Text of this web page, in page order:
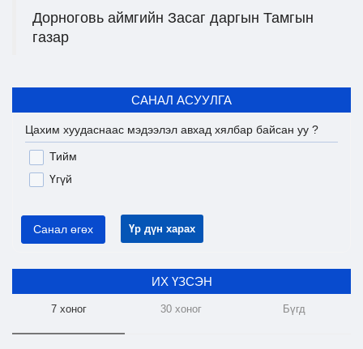
Дорноговь аймгийн Засаг даргын Тамгын
газар
САНАЛ АСУУЛГА
Цахим хуудаснаас мэдээлэл авхад хялбар байсан уу ?
Тийм
Үгүй
Санал өгөх Үр дүн харах
ИХ ҮЗСЭН
7 хоног 30 хоног Бүгд